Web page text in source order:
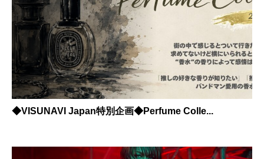
◆VISUNAVI Japan特別企画◆Perfume Colle...